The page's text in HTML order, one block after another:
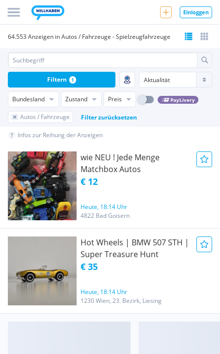
Einloggen
64.553 Anzeigen in Autos / Fahrzeuge - Spielzeugfahrzeuge
Bundesland Zustand Preis PayLivery
Autos / Fahrzeuge Filter zurücksetzen
Filtern 1
Infos zur Reihung der Anzeigen
wie NEU ! Jede Menge
Matchbox Autos
€ 12
Heute, 18:14 Uhr
4822 Bad Goisern
Hot Wheels | BMW 507 STH |
Super Treasure Hunt
€ 35
Heute, 18:14 Uhr
1230 Wien, 23. Bezirk, Liesing